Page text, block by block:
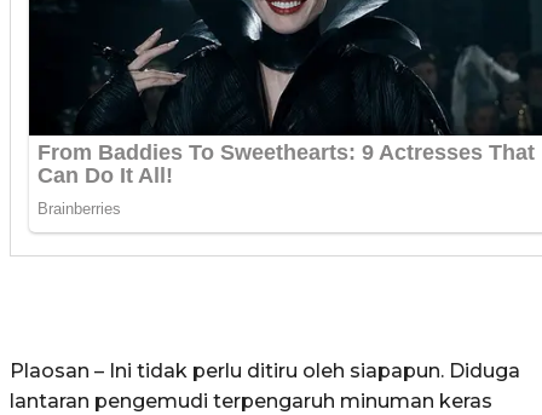
Plaosan – Ini tidak perlu ditiru oleh siapapun. Diduga
lantaran pengemudi terpengaruh minuman keras